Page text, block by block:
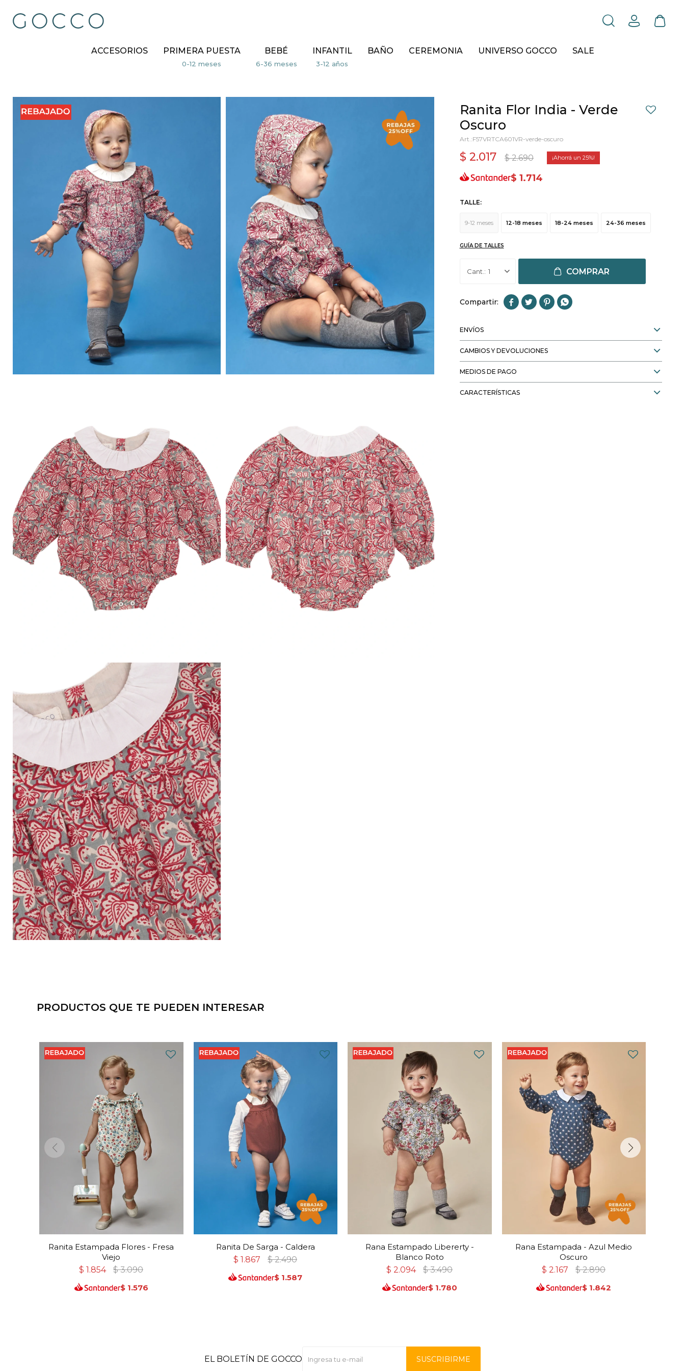
ACCESORIOS PRIMERA PUESTA BEBÉ INFANTIL BAÑO CEREMONIA UNIVERSO GOCCO SALE
Ranita Flor India - Verde
Oscuro
F57VRTCA601VR-verde-oscuro
$ 2.017 $ 2.690 25
$ 1.714
TALLE:
9-12 meses 12-18 meses 18-24 meses 24-36 meses
GUÍA DE TALLES
1 COMPRAR
   
ENVÍOS
CAMBIOS Y DEVOLUCIONES
MEDIOS DE PAGO
CARACTERÍSTICAS
PRODUCTOS QUE TE PUEDEN INTERESAR
Ranita Estampada Flores - Fresa
Viejo
$ 1.854 $ 3.090
$ 1.576
Ranita De Sarga - Caldera
$ 1.867 $ 2.490
$ 1.587
Rana Estampado Libererty -
Blanco Roto
$ 2.094 $ 3.490
$ 1.780
Rana Estampada - Azul Medio
Oscuro
$ 2.167 $ 2.890
$ 1.842
EL BOLETÍN DE GOCCO SUSCRIBIRME